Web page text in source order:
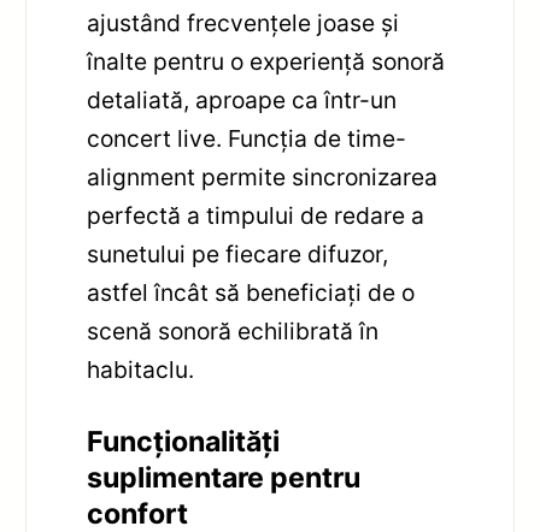
ajustând frecvențele joase și
înalte pentru o experiență sonoră
detaliată, aproape ca într-un
concert live. Funcția de time-
alignment permite sincronizarea
perfectă a timpului de redare a
sunetului pe fiecare difuzor,
astfel încât să beneficiați de o
scenă sonoră echilibrată în
habitaclu.
Funcționalități
suplimentare pentru
confort